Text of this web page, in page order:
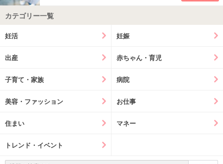
カテゴリー一覧
妊活 妊娠
出産 赤ちゃん・育児
子育て・家族 病院
美容・ファッション お仕事
住まい マネー
トレンド・イベント